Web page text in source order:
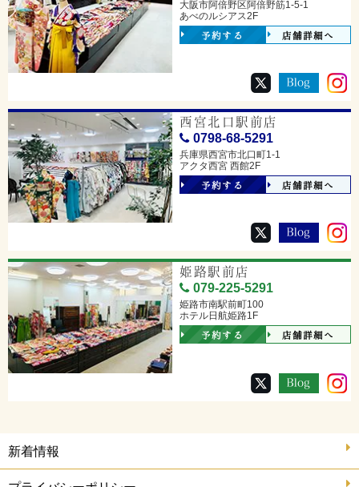
大阪市阿倍野区阿倍野筋1-5-1
あべのルシアス2F
予約する 店舗詳細へ
西宮北口駅前店
0798-68-5291
兵庫県西宮市北口町1-1
アクタ西宮 西館2F
予約する 店舗詳細へ
姫路駅前店
079-225-5291
姫路市南駅前町100
ホテル日航姫路1F
予約する 店舗詳細へ
新着情報